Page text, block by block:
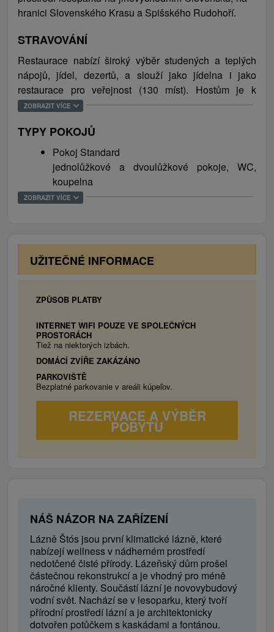
prvky horského prostředí, počet slunečných dní a
lesopark, ve kterém roste více než 200 druhů dřevin a
květin, slouží k léčbě dýchacích cest, která je ještě
Komporday je zvlášť vhodný pro lázeňské pobyty,
relaxační a ozdravné pobyty, rodinné dovolené,
tréningové a sportovní tábory.
hranici Slovenského Krasu a Spišského Rudohoří.
STRAVOVÁNÍ
Restaurace nabízí široký výběr studených a teplých
nápojů, jídel, dezertů, a slouží jako jídelna i jako
restaurace pro veřejnost (130 míst). Hostům je k
dispozici i kavárna (50 míst) a salonek (12 míst).
ZOBRAZIT VÍCE
TYPY POKOJŮ
Pokoj Standard
jednolůžkové a dvoulůžkové pokoje, WC,
koupelna
Pokoj nadstandard
obývací pokoj, ložnice, WC, koupelna, TV,
rádio, lednička
ZOBRAZIT VÍCE
UŽITEČNÉ INFORMACE
ZPŮSOB PLATBY
INTERNET WIFI POUZE VE SPOLEČNÝCH
PROSTORÁCH
Tiež na niektorých izbách.
DOMÁCÍ ZVÍŘE ZAKÁZÁNO
PARKOVIŠTĚ
Bezplatné parkovanie v areáli kúpeľov.
REZERVACE A VÝBĚR
POBYTU
NÁŠ NÁZOR NA ZAŘÍZENÍ
Lázně Štós jsou první klimatické lázně, které
nabízejí wellness v nádherném prostředí
nedotčené čisté přírody. Lázeňský dům prošel
částečnou rekonstrukcí a je vhodný pro méně
náročné klienty. Součástí lázní je novovybudový
vodní svět. Nachází se v lesoparku, který tvoří
přírodní prostředí lázní a je architektonicky
dotvořen potůčkem s kaskádami a fontánou.